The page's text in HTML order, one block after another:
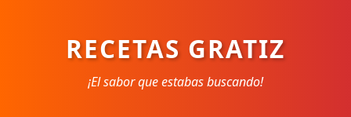
RECETAS GRATIZ
¡El sabor que estabas buscando!